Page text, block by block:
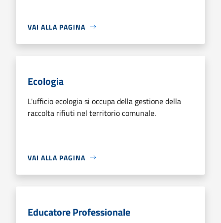
VAI ALLA PAGINA
Ecologia
L'ufficio ecologia si occupa della gestione della
raccolta rifiuti nel territorio comunale.
VAI ALLA PAGINA
Educatore Professionale